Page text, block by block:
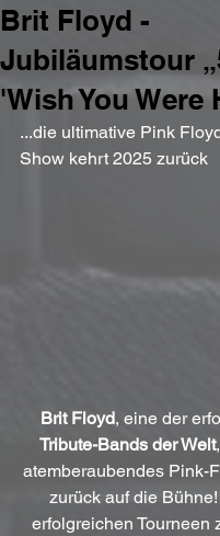
Brit Floyd -
Jubiläumstour
'Wish You Were
...die ultimative Pink
Show kehrt 2025 zurück
Brit Floyd, eine der
Tribute-Bands der Welt
atemberaubendes Pink-
zurück auf die
erfolgreichen Tourneen